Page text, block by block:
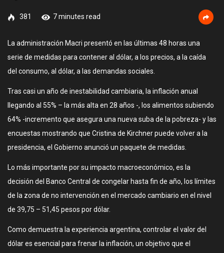
381 7 minutes read
La administración Macri presentó en las últimas 48 horas una
serie de medidas para contener al dólar, a los precios, a la caída
del consumo, al dólar, a las demandas sociales.
Tras casi un año de inestabilidad cambiaria, la inflación anual
llegando al 55% – la más alta en 28 años -, los alimentos subiendo
64% -incremento que asegura una nueva suba de la pobreza- y las
encuestas mostrando que Cristina de Kirchner puede volver a la
presidencia, el Gobierno anunció un paquete de medidas.
Lo más importante por su impacto macroeconómico, es la
decisión del Banco Central de congelar hasta fin de año, los límites
de la zona de no intervención en el mercado cambiario en el nivel
de 39,75 – 51,45 pesos por dólar.
Como demuestra la experiencia argentina, controlar el valor del
dólar es esencial para frenar la inflación, un objetivo que el